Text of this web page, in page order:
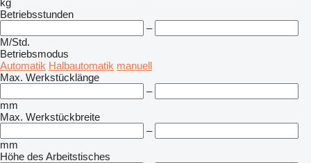
kg
Betriebsstunden
–
M/Std.
Betriebsmodus
Automatik Halbautomatik manuell
Max. Werkstücklänge
–
mm
Max. Werkstückbreite
–
mm
Höhe des Arbeitstisches